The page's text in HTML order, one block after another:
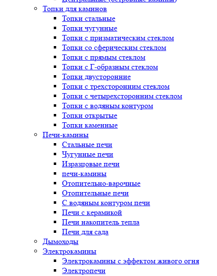
Топки для каминов
Топки стальные
Топки чугунные
Топки с призматическим стеклом
Топки со сферическим стеклом
Топки с прямым стеклом
Топки с Г-образным стеклом
Топки двусторонние
Топки с трехсторонним стеклом
Топки с четырехсторонним стеклом
Топки с водяным контуром
Топки открытые
Топки каменные
Печи-камины
Стальные печи
Чугунные печи
Изразцовые печи
печи-камины
Отопительно-варочные
Отопительные печи
С водяным контуром печи
Печи с керамикой
Печи накопитель тепла
Печи для сада
Дымоходы
Электрокамины
Электрокамины с эффектом живого огня
Электропечи